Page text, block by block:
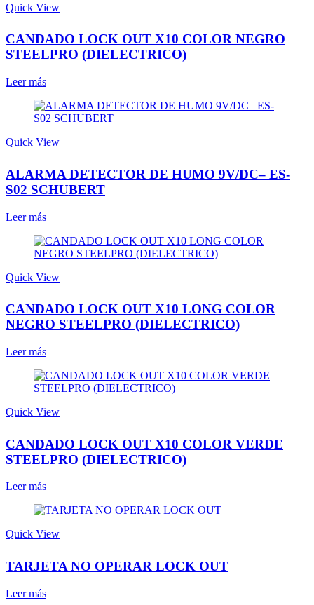
Quick View
CANDADO LOCK OUT X10 COLOR NEGRO
STEELPRO (DIELECTRICO)
Leer más
Quick View
ALARMA DETECTOR DE HUMO 9V/DC– ES-
S02 SCHUBERT
Leer más
Quick View
CANDADO LOCK OUT X10 LONG COLOR
NEGRO STEELPRO (DIELECTRICO)
Leer más
Quick View
CANDADO LOCK OUT X10 COLOR VERDE
STEELPRO (DIELECTRICO)
Leer más
Quick View
TARJETA NO OPERAR LOCK OUT
Leer más